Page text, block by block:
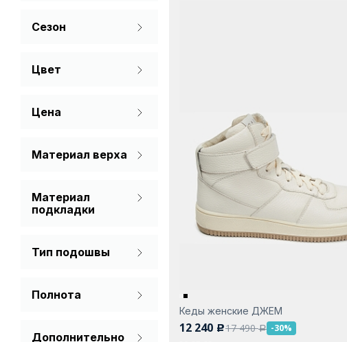
Аутлет
41
Сезон
Демисезон
Цвет
Черный
Цена
Материал верха
Нубук
Материал
подкладки
Мех натуральный
Тип подошвы
Полнота
Дополнительно
Кеды женские ДЖЕМ
12 240 c17 490a -30%